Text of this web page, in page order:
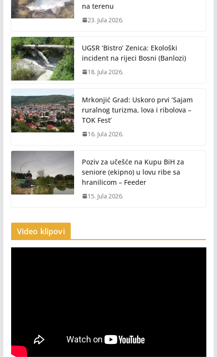
na terenu
23. Jula 2026.
UGSR ‘Bistro’ Zenica: Ekološki
incident na rijeci Bosni (Banlozi)
18. Jula 2026.
Mrkonjić Grad: Uskoro prvi ‘Sajam
ruralnog turizma, lova i ribolova –
TOK Fest’
16. Jula 2026.
Poziv za učešće na Kupu BiH za
seniore (ekipno) u lovu ribe sa
hranilicom – Feeder
15. Jula 2026.
Video klipovi